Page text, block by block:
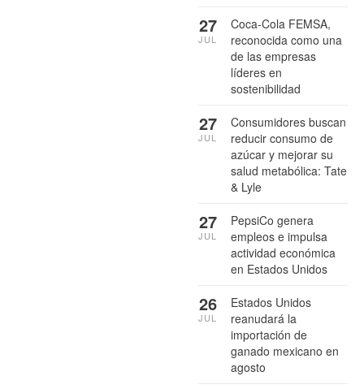
Coca-Cola FEMSA,
reconocida como una
de las empresas
líderes en
sostenibilidad
27
JUL
Consumidores buscan
reducir consumo de
azúcar y mejorar su
salud metabólica: Tate
& Lyle
27
JUL
PepsiCo genera
empleos e impulsa
actividad económica
en Estados Unidos
27
JUL
Estados Unidos
reanudará la
importación de
ganado mexicano en
agosto
26
JUL